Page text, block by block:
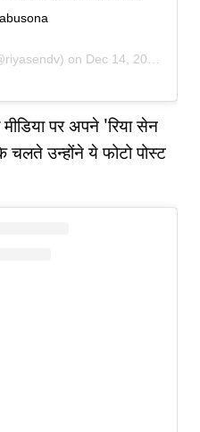
on Dec 14, 2019 at 11:00pm PST
पर अपने 'रिया सेन
चलते उन्होंने ये फोटो पोस्ट